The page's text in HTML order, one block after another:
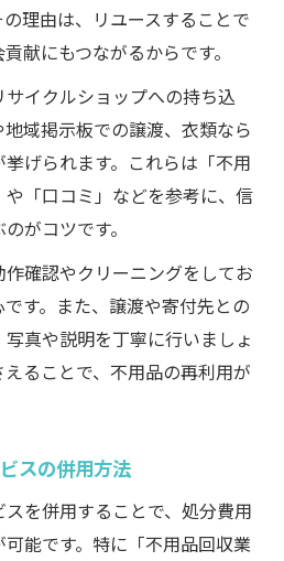
理由は、リユースすることで
献にもつながるからです。
イクルショップへの持ち込
域掲示板での譲渡、衣類なら
げられます。これらは「不用
「口コミ」などを参考に、信
がコツです。
確認やクリーニングをしてお
す。また、譲渡や寄付先との
真や説明を丁寧に行いましょ
ることで、不用品の再利用が
スの併用方法
を併用することで、処分費用
能です。特に「不用品回収業